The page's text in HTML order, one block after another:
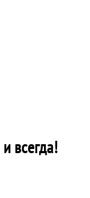
всегда!